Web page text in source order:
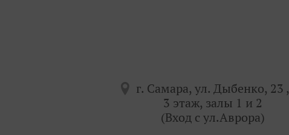
г. Самара, ул. Дыбенко, 23 ,
3 этаж, залы 1 и 2
(Вход с ул.Аврора)